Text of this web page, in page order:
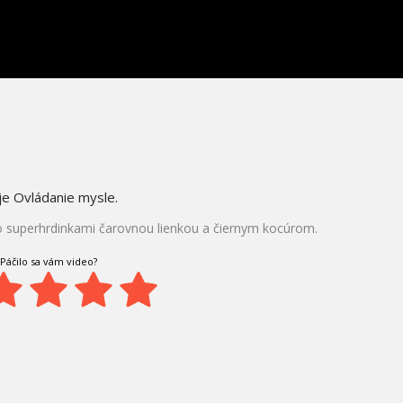
Ovládanie mysle.
čarovnou lienkou a čiernym kocúrom.
Páčilo sa vám video?